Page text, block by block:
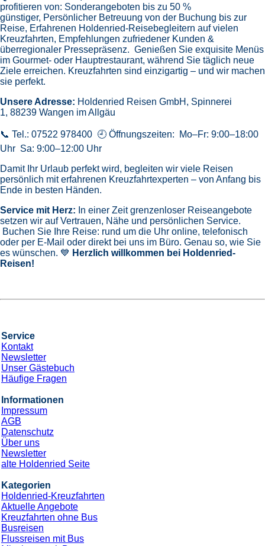
Abfahrt: 04.09.26
Bustransfers: Kempten- Memmingen- Wangen- ULM-
Friedrichshafen- Weingarten- WeitereMitAufpreis
Route: Kiel - Seetag - Bergen - Bergen - Stavanger - Arendal -
Seetag - Kiel
CPX004192
Günstigster Preis pro Person aus allen Angeboten ab
4 Angebote ansehen
14Nächte
Nordkap inkl. Bus
an Bord der »Vasco da Gama«
Abfahrt: 16.08.26
Bustransfers:
Friedrichshafen
Route: Kiel - Seetag - Sandnes - Nordfjordeid - Kristiansund -
Svolvaer - Seetag - Honningsvag (Nordkap) - Hammerfest -
Harstad - Seetag - Alesund - Bergen - Seetag - Kiel
CPX004186
Günstigster Preis pro Person aus allen Angeboten ab